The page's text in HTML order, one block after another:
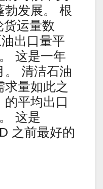
勃发展。 根
运量数
出口量平
这是一年
。 清洁石油
求量如此之
的平均出口
这是
之前最好的